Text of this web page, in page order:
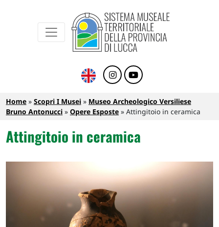
Sistema Museale Territoriale della
Briciole di pane
Home Scopri I Musei
Museo Archeologico Versiliese
Bruno Antonucci
Opere Esposte Attingitoio in ceramica
Attingitoio in ceramica